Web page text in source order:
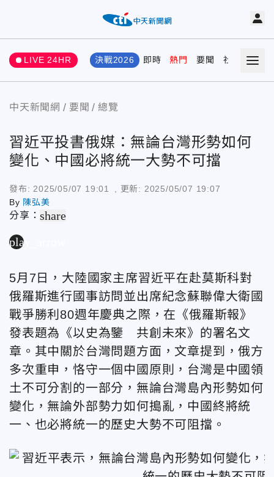
LIVE 24HR 決戰2026 即時 熱門 要聞 社會 娛樂
中天新聞網 要聞 總覽
習近平投書俄媒：無論台灣形勢如何
變化、中國必將統一大勢不可擋
發布: 2025/05/07 19:01 , 更新: 2025/05/07 19:07
By 陳弘美
分享：share
play_arrow
5月7日，大陸國家主席習近平在赴莫斯科對
俄羅斯進行國事訪問並出席紀念蘇聯偉大衛國
戰爭勝利80週年慶典之際，在《俄羅斯報》
發表題為《以史為鑒 共創未來》的署名文
章。其中關於台灣問題方面，文章提到，俄方
多次重申，恪守一個中國原則，台灣是中國領
土不可分割的一部分，無論台灣島內形勢如何
變化，無論外部勢力如何搗亂，中國終將統
一、也必將統一的歷史大勢不可阻擋。